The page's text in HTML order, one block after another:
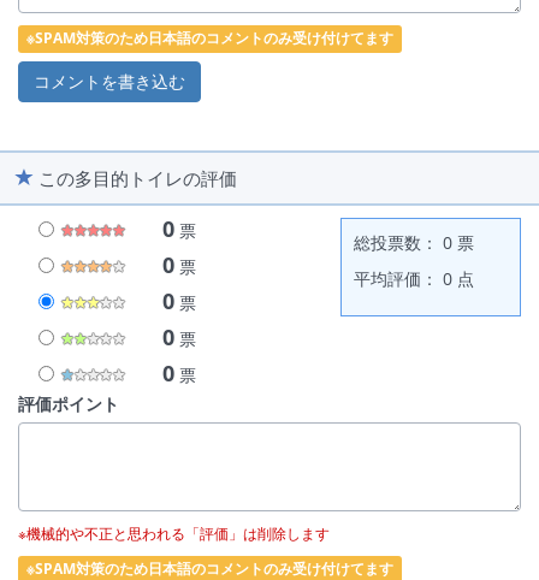
店 食 遊 金 他金沢百番街 Rinto男子トイレ
他 金沢駅駅西広場トイレ男子トイレ
他 金沢駅駅西広場トイレ
他 金沢駅駅西広場トイレ
他 金沢駅駅西広場トイレ
他 金沢駅駅西広場トイレ
他 金沢駅駅西広場トイレ
他金沢駅駅西広場トイレ
他金沢駅駅西広場トイレ
他金沢駅駅西広場トイレ
※SPAM対策のため日本語のコメントのみ受け付けてます
この多目的トイレの評価
0 票
0 票
0 票
0 票
0 票
総投票数： 0 票
平均評価： 0 点
評価ポイント
※機械的や不正と思われる「評価」は削除します
※SPAM対策のため日本語のコメントのみ受け付けてます